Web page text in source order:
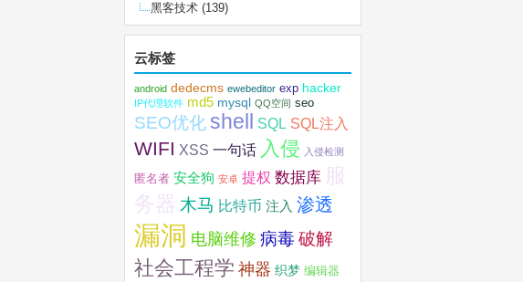
黑客技术 (139)
云标签
android dedecms ewebeditor exp hacker
IP代理软件 md5 mysql QQ空间 seo
SEO优化 shell SQL SQL注入
WIFI XSS 一句话 入侵 入侵检测
匿名者 安全狗 安卓 提权 数据库 服
务器 木马 比特币 注入 渗透
漏洞 电脑维修 病毒破解
社会工程学 神器 织梦 编辑器